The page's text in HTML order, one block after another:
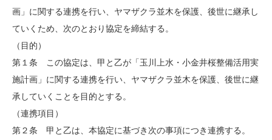
画」に関する連携を行い、ヤマザクラ並木を保護、後世に継承し
ていくため、次のとおり協定を締結する。
（目的）
第１条 この協定は、甲と乙が「玉川上水・小金井桜整備活用実
施計画」に関する連携を行い、ヤマザクラ並木を保護、後世に継
承していくことを目的とする。
（連携項目）
第２条 甲と乙は、本協定に基づき次の事項につき連携する。